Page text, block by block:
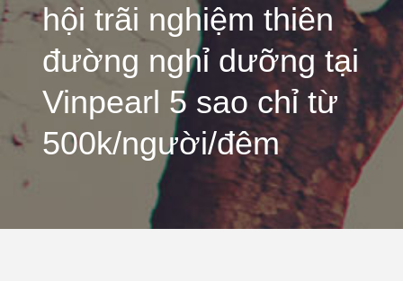
hội trãi nghiệm thiên
đường nghỉ dưỡng tại
Vinpearl 5 sao chỉ từ
500k/người/đêm